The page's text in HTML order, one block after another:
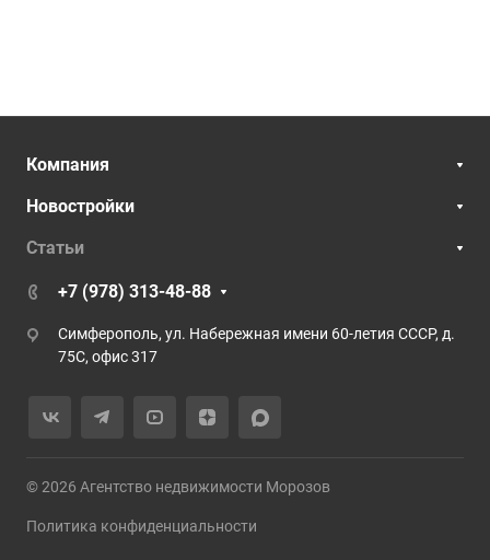
Компания
Новостройки
Статьи
+7 (978) 313-48-88
Симферополь, ул. Набережная имени 60-летия СССР, д.
75С, офис 317
© 2026 Агентство недвижимости Морозов
Политика конфиденциальности